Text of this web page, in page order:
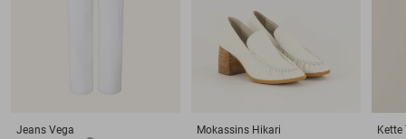
Jeans Vega
Mokassins Hikari
Kette